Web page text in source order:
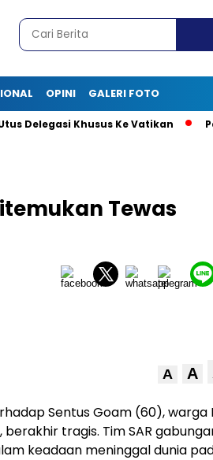
OPINI GALERI FOTO
Delegasi Khusus Ke Vatikan
Tewas
A A
Sentus Goam (60), warga
tragis. Tim SAR
keadaan meninggal dunia